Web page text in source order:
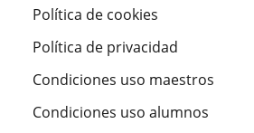
Política de cookies
Política de privacidad
Condiciones uso maestros
Condiciones uso alumnos